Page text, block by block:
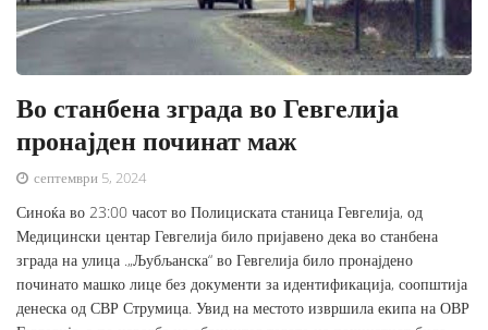
Во станбена зграда во Гевгелија
пронајден починат маж
септември 5, 2024
Синоќа во 23:00 часот во Полициската станица Гевгелија, од
Медицински центар Гевгелија било пријавено дека во станбена
зграда на улица .„Љубљанска“ во Гевгелија било пронајдено
починато машко лице без документи за идентификација, соопштија
денеска од СВР Струмица. Увид на местото извршила екипа на ОВР